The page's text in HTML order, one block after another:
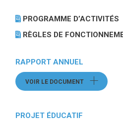
PROGRAMME D’ACTIVITÉS
RÈGLES DE
RAPPORT ANNUEL
VOIR LE DOCUMENT (CE LIEN
PROJET ÉDUCATIF